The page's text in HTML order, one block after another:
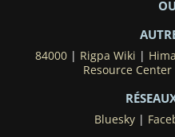
84000| Rigpa Wiki |
Resource Center
Bluesky|